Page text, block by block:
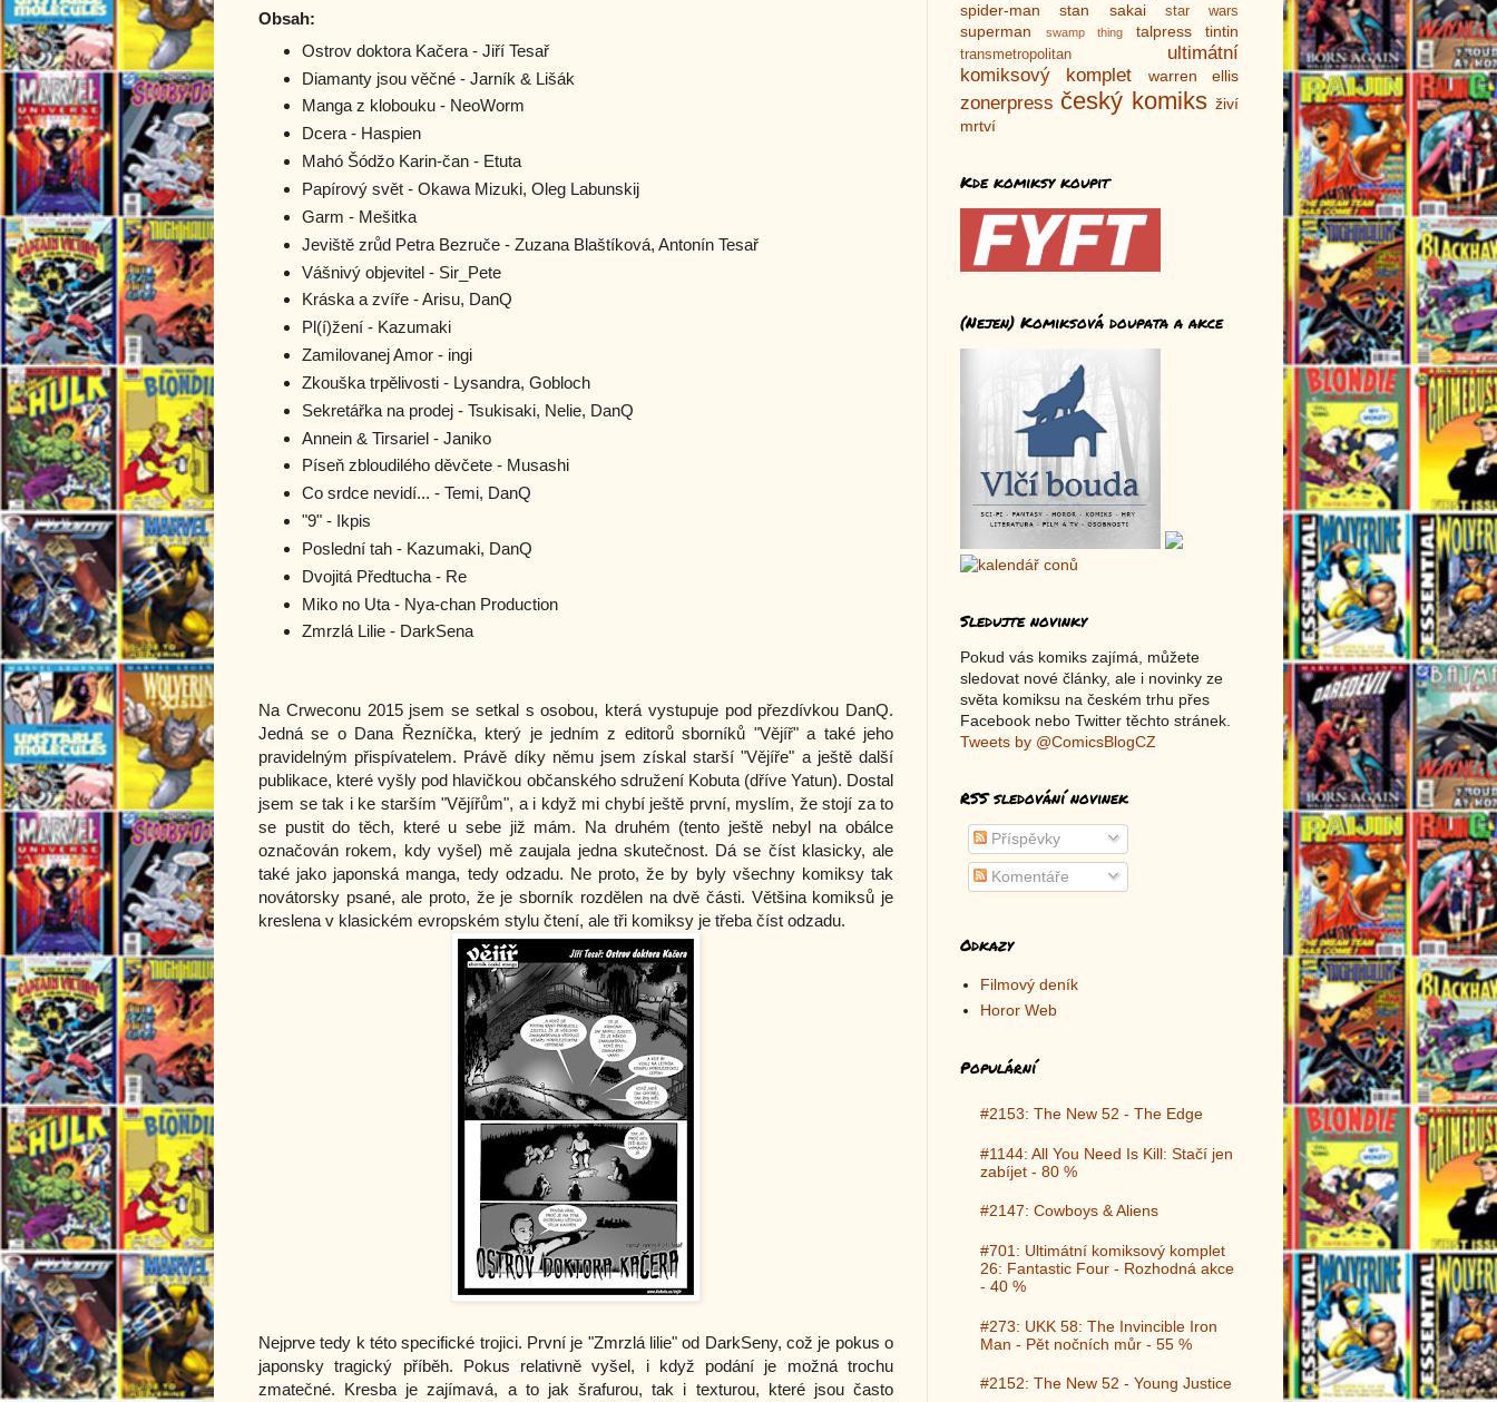
Obsah:
Ostrov doktora Kačera - Jiří Tesař
Diamanty jsou věčné - Jarník & Lišák
Manga z klobouku - NeoWorm
Dcera - Haspien
Mahó Šódžo Karin-čan - Etuta
Papírový svět - Okawa Mizuki, Oleg Labunskij
Garm - Mešitka
Jeviště zrůd Petra Bezruče - Zuzana Blaštíková, Antonín Tesař
Vášnivý objevitel - Sir_Pete
Kráska a zvíře - Arisu, DanQ
Pl(í)žení - Kazumaki
Zamilovanej Amor - ingi
Zkouška trpělivosti - Lysandra, Gobloch
Sekretářka na prodej - Tsukisaki, Nelie, DanQ
Annein & Tirsariel - Janiko
Píseň zbloudilého děvčete - Musashi
Co srdce nevidí... - Temi, DanQ
"9" - Ikpis
Poslední tah - Kazumaki, DanQ
Dvojitá Předtucha - Re
Miko no Uta - Nya-chan Production
Zmrzlá Lilie - DarkSena
Na Crweconu 2015 jsem se setkal s osobou, která vystupuje pod přezdívkou DanQ.
Jedná se o Dana Řezníčka, který je jedním z editorů sborníků "Vějíř" a také jeho
pravidelným přispívatelem. Právě díky němu jsem získal starší "Vějíře" a ještě další
publikace, které vyšly pod hlavičkou občanského sdružení Kobuta (dříve Yatun). Dostal
jsem se tak i ke starším "Vějířům", a i když mi chybí ještě první, myslím, že stojí za to
se pustit do těch, které u sebe již mám. Na druhém (tento ještě nebyl na obálce
označován rokem, kdy vyšel) mě zaujala jedna skutečnost. Dá se číst klasicky, ale
také jako japonská manga, tedy odzadu. Ne proto, že by byly všechny komiksy tak
novátorsky psané, ale proto, že je sborník rozdělen na dvě části. Většina komiksů je
kreslena v klasickém evropském stylu čtení, ale tři komiksy je třeba číst odzadu.
Nejprve tedy k této specifické trojici. První je "Zmrzlá lilie" od DarkSeny, což je pokus o
japonsky tragický příběh. Pokus relativně vyšel, i když podání je možná trochu
zmatečné. Kresba je zajímavá, a to jak šrafurou, tak i texturou, které jsou často
spider-man stan sakai star wars
superman swamp thing talpress tintin
transmetropolitan
ultimátní
komiksový komplet
warren ellis
zonerpress český komiks živí
mrtví
Kde komiksy koupit
(Nejen) Komiksová doupata a akce
Sledujte novinky
Pokud vás komiks zajímá, můžete
sledovat nové články, ale i novinky ze
světa komiksu na českém trhu přes
Facebook nebo Twitter těchto stránek.
Tweets by @ComicsBlogCZ
RSS sledování novinek
Příspěvky
Komentáře
Odkazy
Filmový deník
Horor Web
Populární
#2153: The New 52 - The Edge
#1144: All You Need Is Kill: Stačí jen
zabíjet - 80 %
#2147: Cowboys & Aliens
#701: Ultimátní komiksový komplet
26: Fantastic Four - Rozhodná akce
- 40 %
#273: UKK 58: The Invincible Iron
Man - Pět nočních můr - 55 %
#2152: The New 52 - Young Justice